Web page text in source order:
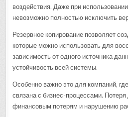
воздействия. Даже при
невозможно полностью исключить
Резервное копирование позволяет
которые можно использовать для
зависимость от одного источника
устойчивость всей системы.
Особенно важно это для компаний,
связана с бизнес-процессами.
финансовым потерям и нарушению